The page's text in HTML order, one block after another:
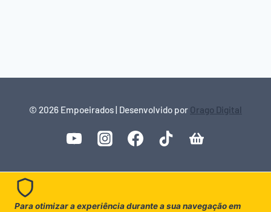
© 2026 Empoeirados | Desenvolvido por Orago Digital
Para otimizar a experiência durante a sua navegação em